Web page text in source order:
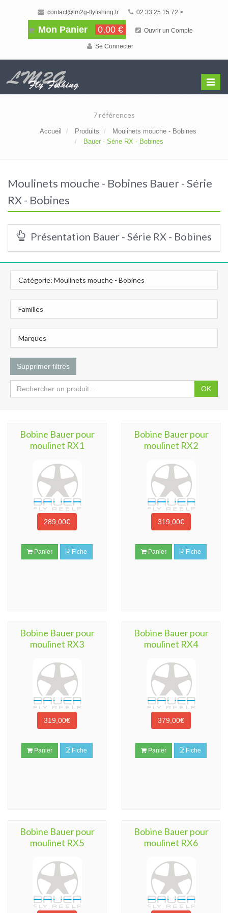
contact@lm2g-flyfishing.fr 02 33 25 15 72 >
Mon Panier 0,00 € Ouvrir un Compte
Se Connecter
Menu
7 références
Accueil Produits
Moulinets mouche - Bobines
Bauer - Série RX - Bobines
Moulinets mouche - Bobines Bauer - Série
RX - Bobines
Présentation Bauer - Série RX - Bobines
Catégorie: Moulinets mouche - Bobines
Familles
Marques
Supprimer filtres
OK
Bobine Bauer pour
moulinet RX1
289,00€
Panier Fiche
Bobine Bauer pour
moulinet RX2
319,00€
Panier Fiche
Bobine Bauer pour
moulinet RX3
319,00€
Panier Fiche
Bobine Bauer pour
moulinet RX4
379,00€
Panier Fiche
Bobine Bauer pour
moulinet RX5
Bobine Bauer pour
moulinet RX6